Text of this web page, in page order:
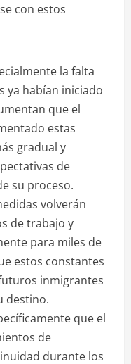
con estos
la falta
ya habían iniciado
que el
estas
gradual y
de
su proceso.
volverán
de trabajo y
para miles de
estos constantes
inmigrantes
destino.
que el
de
durante los